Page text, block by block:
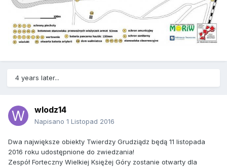
4 years later...
wlodz14
Napisano 1 Listopad 2016
Dwa największe obiekty Twierdzy Grudziądz będą 11 listopada
2016 roku udostępnione do zwiedzania!
Zespół Forteczny Wielkiej Księżej Góry zostanie otwarty dla